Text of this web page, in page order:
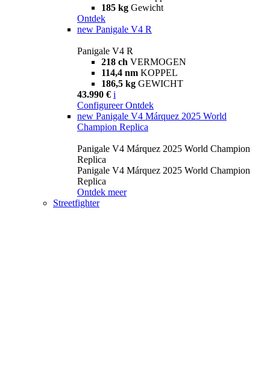
185 kg Gewicht
Ontdek
new Panigale V4 R
Panigale V4 R
218 ch VERMOGEN
114,4 nm KOPPEL
186,5 kg GEWICHT
43.990 € i
Configureer Ontdek
new Panigale V4 Márquez 2025 World
Champion Replica
Panigale V4 Márquez 2025 World Champion
Replica
Panigale V4 Márquez 2025 World Champion
Replica
Ontdek meer
Streetfighter